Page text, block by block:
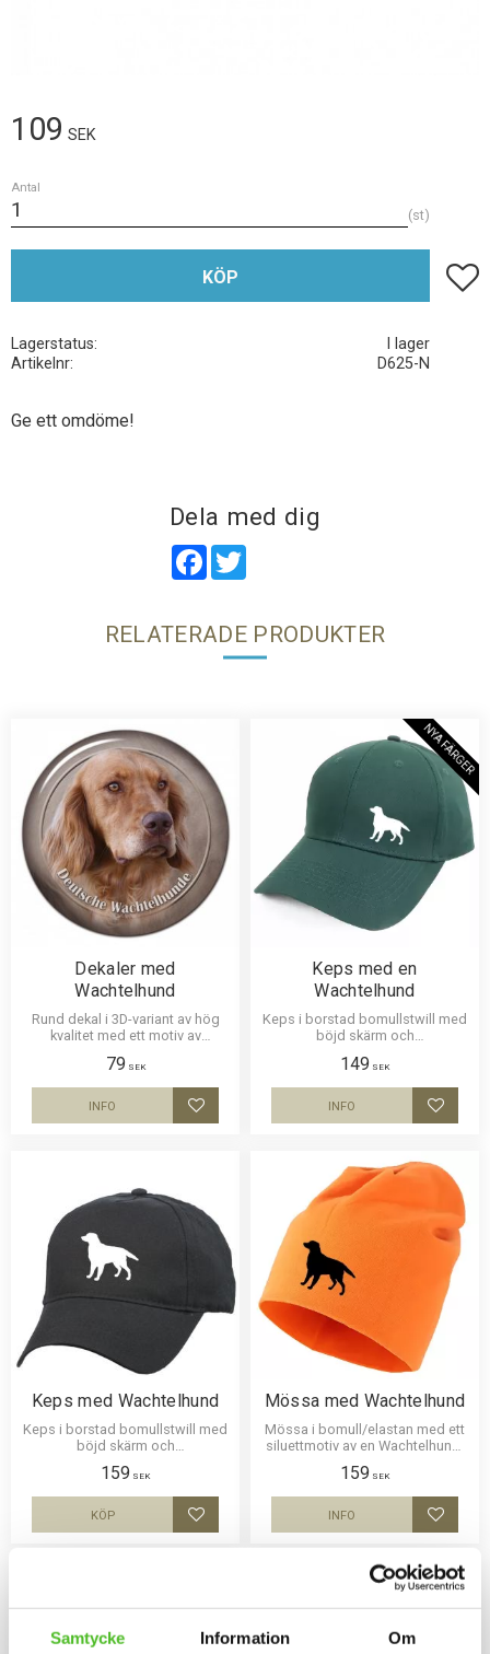
Samtycke Information Om
109 SEK
Antal
st
KÖP Lägg
Lagerstatus
I lager
Artikelnr
D625-N
Ge ett omdöme!
Dela med dig
Facebook
RELATERADE PRODUKTER
Dekaler med
Wachtelhund
Rund dekal i 3D-variant av hög
kvalitet med ett motiv av
10 cm och 15 cm i diameter.
79 SEK
Lägg till i favoriter
INFO
Keps med en
Wachtelhund
Keps i borstad bomullstwill med
böjd skärm och
siluettmotiv av en Wachtelhund .
149 SEK
NYA FÄRGER
Lägg
INFO
Keps med Wachtelhund
Keps i borstad bomullstwill med
böjd skärm och
siluettmotiv av en Wachtelhund.
159 SEK
Lägg till i favoriter
KÖP
Mössa med Wachtelhund
Mössa i bomull/elastan med ett
siluettmotiv av en Wachtelhund.
159 SEK
Lägg
INFO